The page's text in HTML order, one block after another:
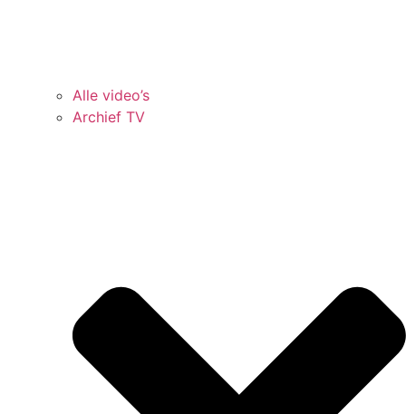
Alle video’s
Archief TV